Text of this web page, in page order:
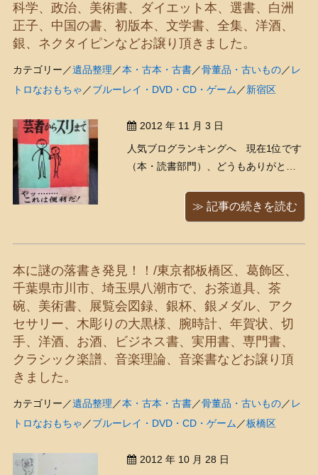
科学、政治、美術書、ダイエット本、選書、白洲
正子、中国の書、初版本、文学書、全集、洋酒、
銀、ネクタイピンなどお譲り頂きました。
カテゴリー／遺品整理／本・古本・古書／骨董品・古いもの／ レ
トロなおもちゃ／ブルーレイ・DVD・CD・ゲーム／新宿区
2012 年 11 月 3 日
人気ブログランキングへ 現在1位です
（本・読書部門）、どうもありがとう
チクリ。 「符牒六千語 芸者からスリ
まで」昭和30年発行/平野威馬雄著/近代
...
≫ 記事の続きを読む
本に謎の落書き発見！！/東京都板橋区、葛飾区、
千葉県市川市、埼玉県八潮市で、お茶道具、茶
碗、美術書、展覧会図録、銀杯、銀メダル、アク
セサリー、木彫りの大黒様、腕時計、年賀状、切
手、洋酒、お酒、ビジネス書、実用書、専門書、
クラシック楽譜、音楽理論、音楽書などお譲り頂
きました。
カテゴリー／遺品整理／本・古本・古書／骨董品・古いもの／ レ
トロなおもちゃ／ブルーレイ・DVD・CD・ゲーム／板橋区
2012 年 10 月 28 日